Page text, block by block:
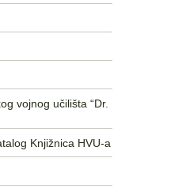
vojnog učilišta “Dr.
Knjižnica HVU-a